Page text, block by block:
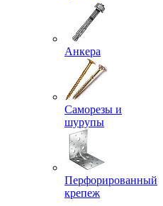
Анкера
Саморезы и
шурупы
Перфорированный
крепеж